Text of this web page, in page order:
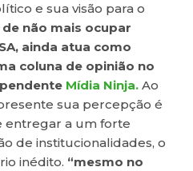
e sua visão para o
não mais ocupar
ainda atua como
coluna de opinião no
Mídia Ninja. Ao
sua percepção é
entregar a um forte
de institucionalidades, o
inédito. “mesmo no